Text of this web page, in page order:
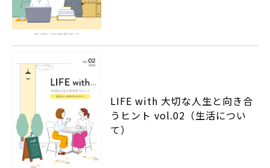
LIFE with 大切な人生と向き合
うヒント vol.02（生活につい
て）